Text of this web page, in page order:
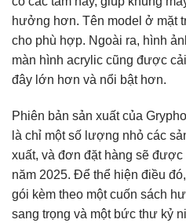
hưởng hơn. Tên model ở mặt
cho phù hợp. Ngoài ra, hình
màn hình acrylic cũng được
đây lớn hơn và nổi bật hơn.
Phiên bản sản xuất của
là chỉ một số lượng nhỏ các
xuất, và đơn đặt hàng sẽ
năm 2025. Để thể hiện điều
gói kèm theo một cuốn sách
sang trọng và một bức thư kỷ